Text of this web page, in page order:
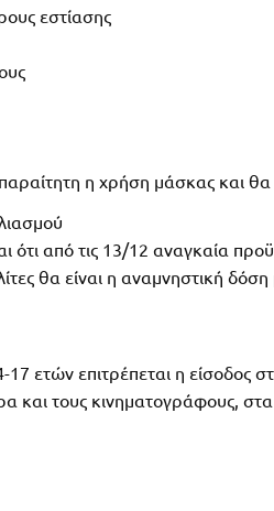
εστίασης
απαραίτητη η χρήση μάσκας και
ότι από τις 13/12 αναγκαία
θα είναι η αναμνηστική
17 ετών επιτρέπεται η
και τους κινηματογράφους,